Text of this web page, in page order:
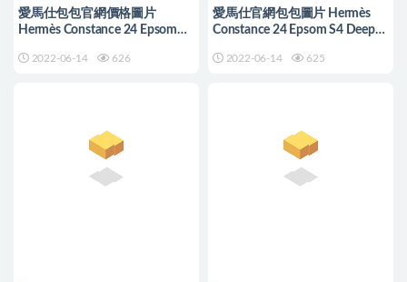
愛馬仕包包官網價格圖片
Hermès Constance 24 Epsom
2022-06-14 626
愛馬仕官網包包圖片 Hermès
Constance 24 Epsom S4 Deep
2022-06-14 625